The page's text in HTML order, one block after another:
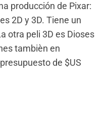
producción de Pixar:
2D y 3D. Tiene un
otra peli 3D es Dioses
tambièn en
de $US